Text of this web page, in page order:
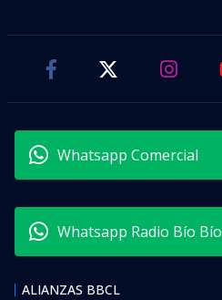
Whatsapp Comercial
Whatsapp Radio Bío Bío
ALIANZAS BBCL